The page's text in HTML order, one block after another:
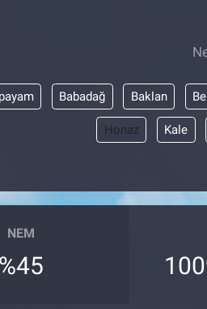
Babadağ Baklan
Honaz Kale
NEM
%45